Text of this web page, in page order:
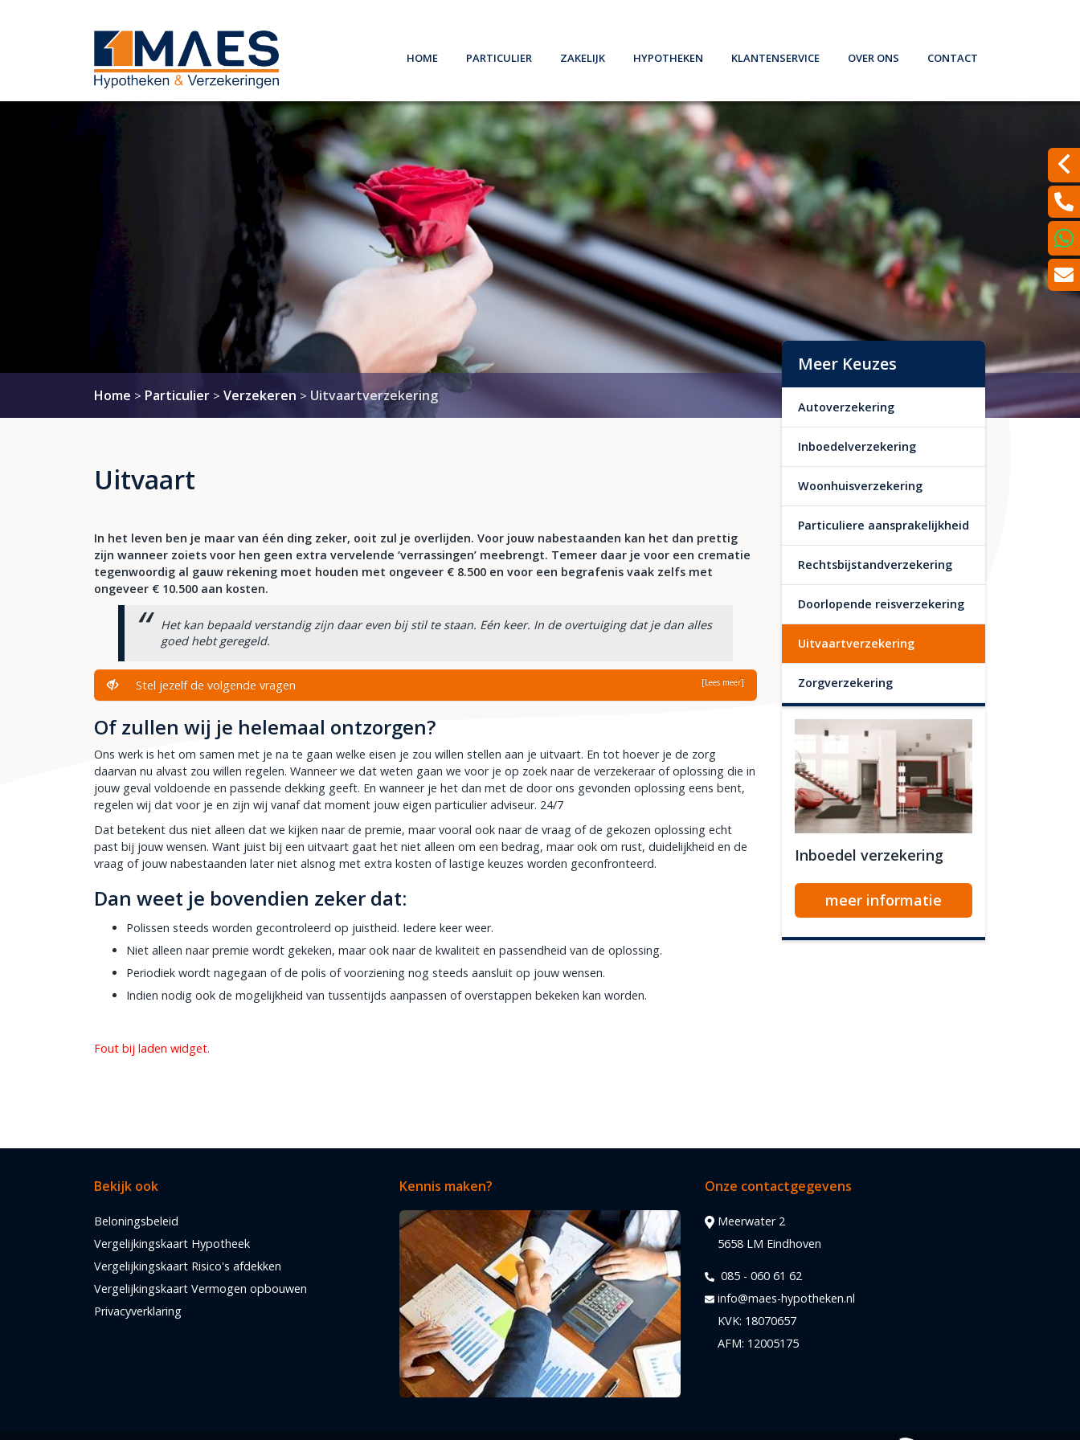
Home Particulier
Schade melden
Verzekeren
Pensioen
Sparen
Zakelijk
Schade melden
Ondernemers
Werkgevers
Hypotheken
Oeps, een hypotheek. Wat nu? (filmpje)
Belangrijke informatie en Tips
Hypotheekvormen
Stappenplan
8 Tips
Klantenservice
Bepaal de dagwaarde van je auto
Schadeformulieren
Serviceformulieren
Werkgeversverklaring
Over ons
Spaardiensten
Pensioen
Hypotheekadvisering
Dát bedoelen we nou met ontzorgen
Contact
Even met ons Videobellen?
Home > Particulier > Verzekeren > Uitvaartverzekering
Uitvaart
In het leven ben je maar van één ding zeker, ooit zul je overlijden. Voor jouw nabestaanden kan het dan prettig
zijn wanneer zoiets voor hen geen extra vervelende ‘verrassingen’ meebrengt. Temeer daar je voor een crematie
tegenwoordig al gauw rekening moet houden met ongeveer € 8.500 en voor een begrafenis vaak zelfs met
ongeveer € 10.500 aan kosten.
Het kan bepaald verstandig zijn daar even bij stil te staan. Eén keer. In de overtuiging dat je dan alles
goed hebt geregeld.
Stel jezelf de volgende vragen [Lees meer]
Of zullen wij je helemaal ontzorgen?
Ons werk is het om samen met je na te gaan welke eisen je zou willen stellen aan je uitvaart. En tot hoever je de zorg
daarvan nu alvast zou willen regelen. Wanneer we dat weten gaan we voor je op zoek naar de verzekeraar of oplossing die in
jouw geval voldoende en passende dekking geeft. En wanneer je het dan met de door ons gevonden oplossing eens bent,
regelen wij dat voor je en zijn wij vanaf dat moment jouw eigen particulier adviseur. 24/7
Dat betekent dus niet alleen dat we kijken naar de premie, maar vooral ook naar de vraag of de gekozen oplossing echt
past bij jouw wensen. Want juist bij een uitvaart gaat het niet alleen om een bedrag, maar ook om rust, duidelijkheid en de
vraag of jouw nabestaanden later niet alsnog met extra kosten of lastige keuzes worden geconfronteerd.
Dan weet je bovendien zeker dat:
Polissen steeds worden gecontroleerd op juistheid. Iedere keer weer.
Niet alleen naar premie wordt gekeken, maar ook naar de kwaliteit en passendheid van de oplossing.
Periodiek wordt nagegaan of de polis of voorziening nog steeds aansluit op jouw wensen.
Indien nodig ook de mogelijkheid van tussentijds aanpassen of overstappen bekeken kan worden.
Fout bij laden widget.
Meer Keuzes
Autoverzekering
Inboedelverzekering
Woonhuisverzekering
Particuliere aansprakelijkheid
Rechtsbijstandverzekering
Doorlopende reisverzekering
Uitvaartverzekering
Zorgverzekering
Inboedel verzekering
meer informatie
Bekijk ook
Beloningsbeleid
Vergelijkingskaart Hypotheek
Vergelijkingskaart Risico's afdekken
Vergelijkingskaart Vermogen opbouwen
Privacyverklaring
Kennis maken? Onze contactgegevens
Meerwater 2
5658 LM Eindhoven
085 - 060 61 62
info@maes-hypotheken.nl
KVK: 18070657
AFM: 12005175